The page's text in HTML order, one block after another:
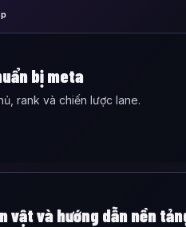
bị meta
rank và chiến lược lane.
vật và hướng dẫn nền